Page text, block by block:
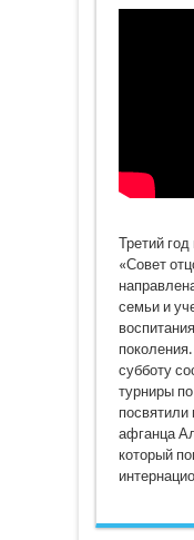
Третий
«Совет
семьи и
субботу
турниры
посвятили
афганца
который